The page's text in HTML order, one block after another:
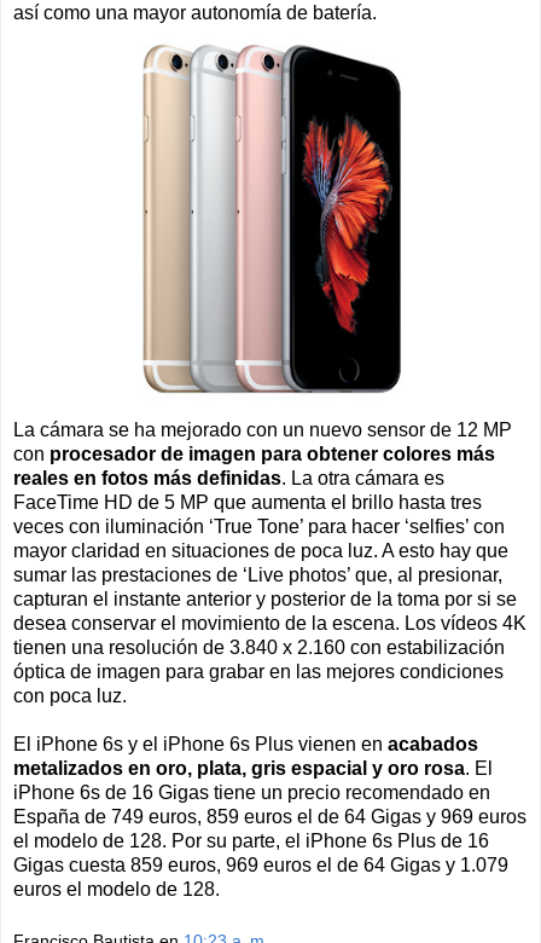
así como una mayor autonomía de batería.
La cámara se ha mejorado con un nuevo sensor de 12 MP
con procesador de imagen para obtener colores más
reales en fotos más definidas. La otra cámara es
FaceTime HD de 5 MP que aumenta el brillo hasta tres
veces con iluminación ‘True Tone’ para hacer ‘selfies’ con
mayor claridad en situaciones de poca luz. A esto hay que
sumar las prestaciones de ‘Live photos’ que, al presionar,
capturan el instante anterior y posterior de la toma por si se
desea conservar el movimiento de la escena. Los vídeos 4K
tienen una resolución de 3.840 x 2.160 con estabilización
óptica de imagen para grabar en las mejores condiciones
con poca luz.
El iPhone 6s y el iPhone 6s Plus vienen en acabados
metalizados en oro, plata, gris espacial y oro rosa. El
iPhone 6s de 16 Gigas tiene un precio recomendado en
España de 749 euros, 859 euros el de 64 Gigas y 969 euros
el modelo de 128. Por su parte, el iPhone 6s Plus de 16
Gigas cuesta 859 euros, 969 euros el de 64 Gigas y 1.079
euros el modelo de 128.